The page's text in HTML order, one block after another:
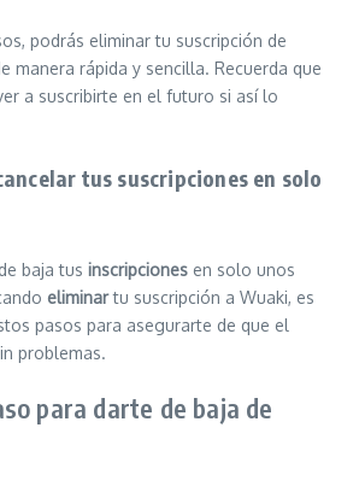
podrás eliminar tu suscripción de
manera rápida y sencilla. Recuerda que
a suscribirte en el futuro si así lo
tus suscripciones en solo
baja tus inscripciones en solo unos
eliminartu suscripción a Wuaki, es
pasos para asegurarte de que el
problemas.
para darte de baja de